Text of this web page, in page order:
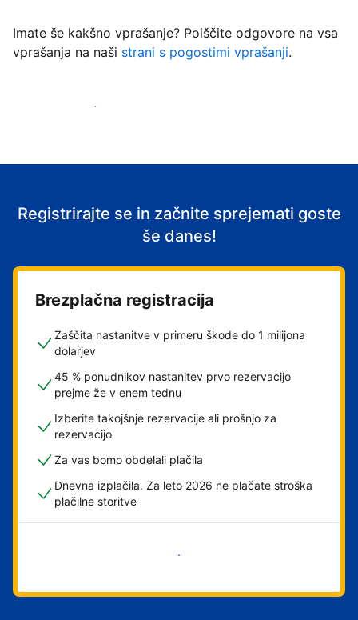
Imate še kakšno vprašanje? Poiščite odgovore na vsa
vprašanja na naši strani s pogostimi vprašanji.
Začni sprejemati goste
Registrirajte se in začnite sprejemati goste
še danes!
Brezplačna registracija
Zaščita nastanitve v primeru škode do 1 milijona
dolarjev
45 % ponudnikov nastanitev prvo rezervacijo
prejme že v enem tednu
Izberite takojšnje rezervacije ali prošnjo za
rezervacijo
Za vas bomo obdelali plačila
Dnevna izplačila. Za leto 2026 ne plačate stroška
plačilne storitve